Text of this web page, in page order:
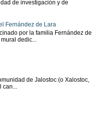
de investigación y de
Fernández de Lara
por la familia Fernández de
dedic...
de Jalostoc (o Xalostoc,
can...